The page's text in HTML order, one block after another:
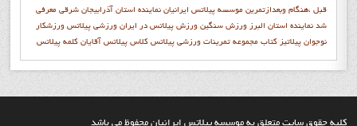
قبل ،هنگام وبعدازتمرین موسسه پیلاتس ایرانیان نماينده استان آذرابيجان شرقي معرفي
شد نماينده استان البرز ورزش سنگین ورزش پیلاتس در ایران ورزشي پيلاتس ورزشکار
نوجوان پيلاتيز کتاب مجموعه تمرينات ورزشي پيلاتس کلاس پیلاتس آقایان کلمه پيلاتس
کليه حقوق سايت متعلق به موسسه پيلاتس ايرانيان محفوظ مي باشد